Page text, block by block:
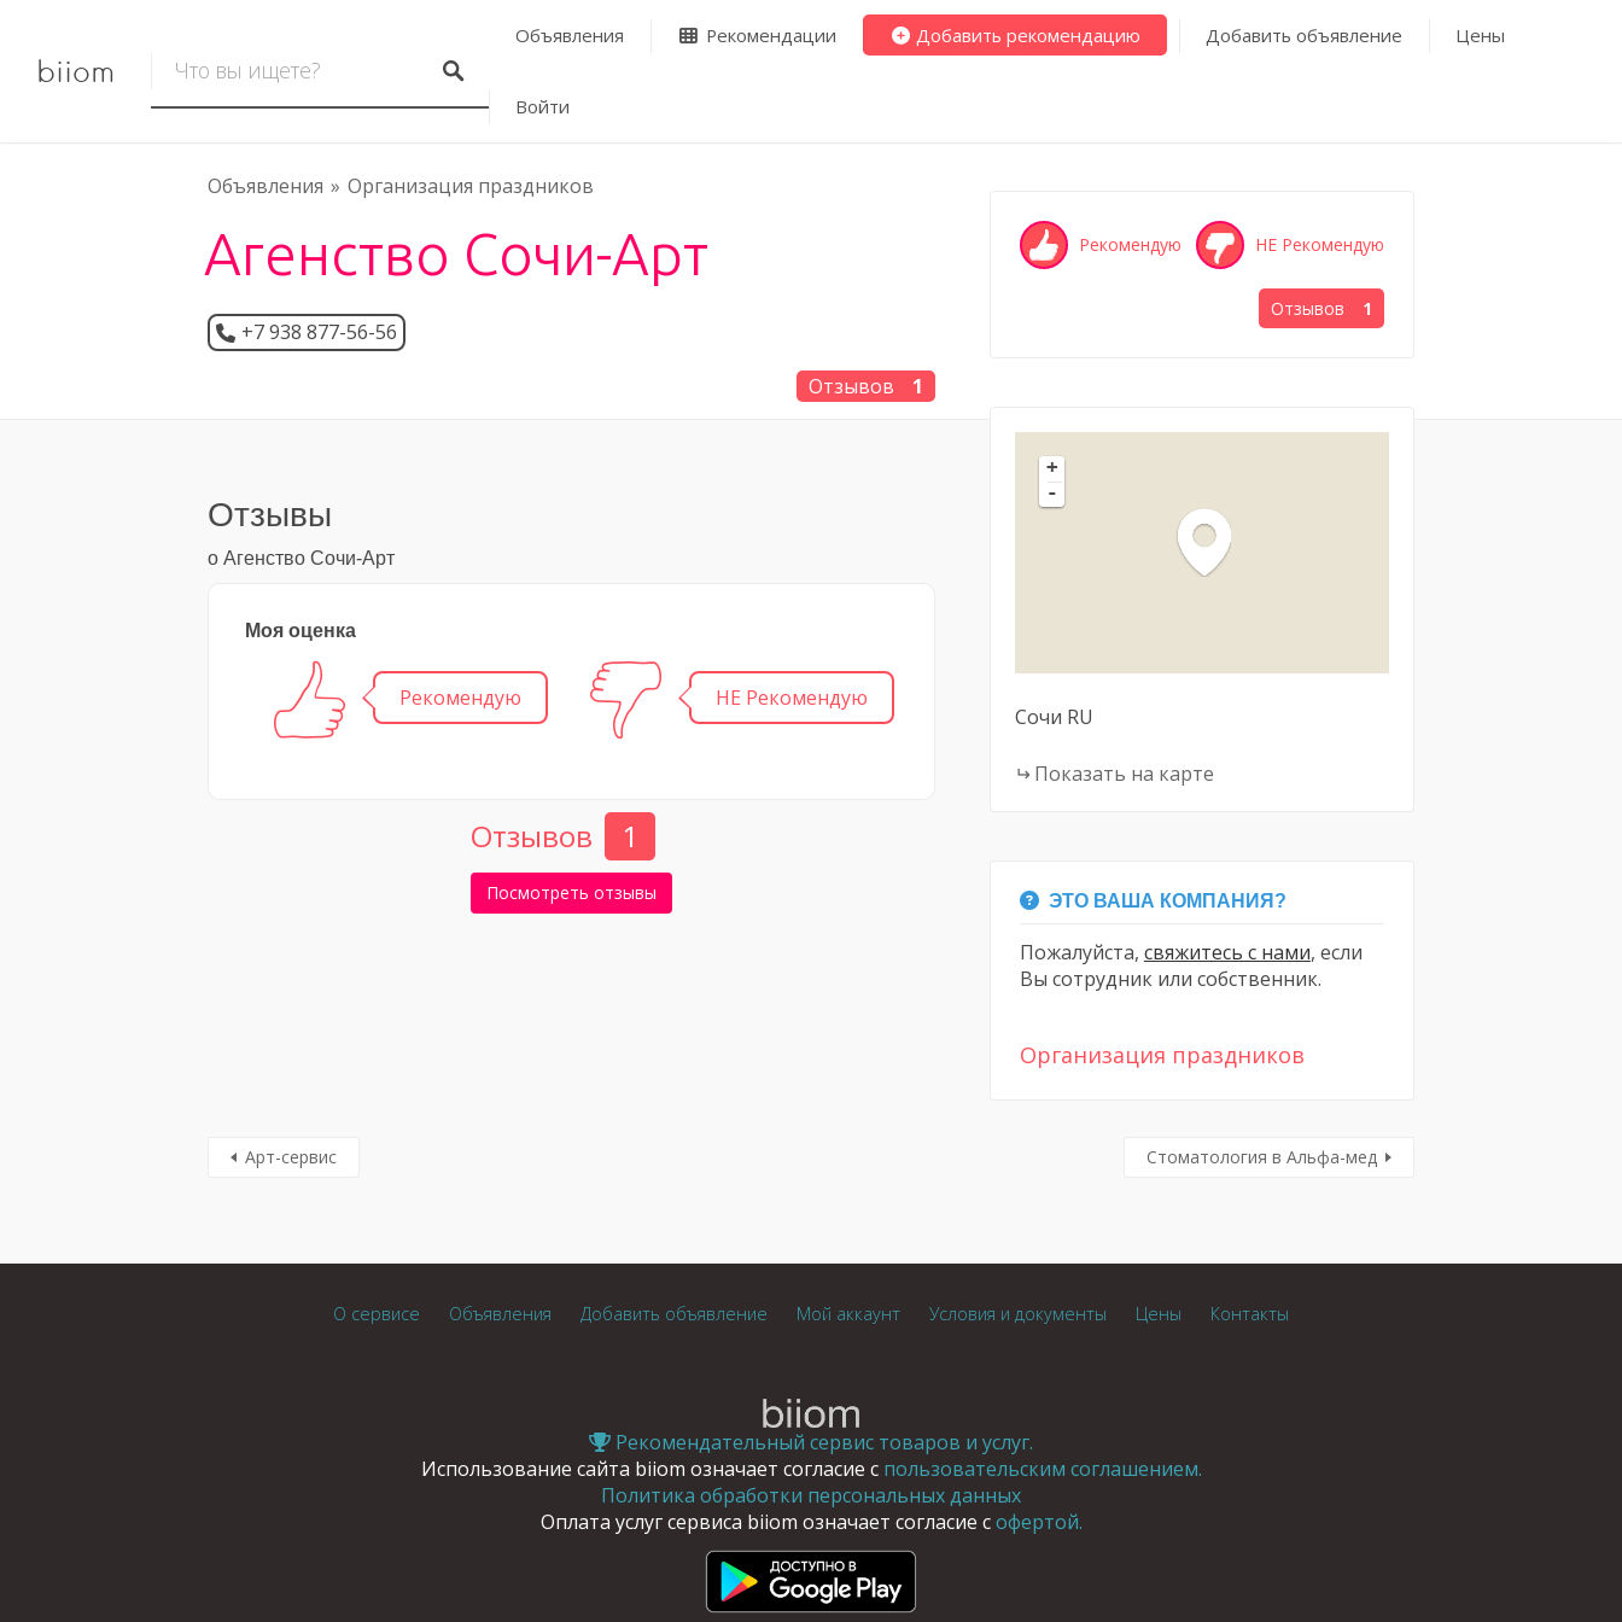
biiom
Объявления Рекомендации Добавить рекомендацию Добавить объявление Цены
Войти
Объявления Организация праздников
Агенство Сочи-Арт
+7 938 877-56-56
Отзывов 1
Отзывы
о Агенство Сочи-Арт
Моя оценка
Рекомендую НЕ Рекомендую
Отзывов 1
Посмотреть отзывы
Рекомендую НЕ Рекомендую
Отзывов 1
+
-
Сочи RU
Показать на карте
ЭТО ВАША КОМПАНИЯ?
Пожалуйста, свяжитесь с нами, если
Вы сотрудник или собственник.
Организация праздников
Арт-сервис Стоматология в Альфа-мед
О сервисе Объявления Добавить объявление Мой аккаунт Условия и документы Цены Контакты
Рекомендательный сервис товаров и услуг.
Использование сайта biiom означает согласие с пользовательским соглашением.
Политика обработки персональных данных
Оплата услуг сервиса biiom означает согласие софертой.